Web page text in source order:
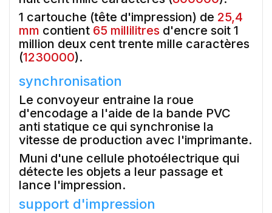
1 cartouche (tête d'impression) de 25,4
mm contient 65 millilitres d'encre soit 1
million deux cent trente mille caractères
(1230000).
synchronisation
Le convoyeur entraine la roue
d'encodage a l'aide de la bande PVC
anti statique ce qui synchronise la
vitesse de production avec l'imprimante.
Muni d'une cellule photoélectrique qui
détecte les objets a leur passage et
lance l'impression.
support d'impression